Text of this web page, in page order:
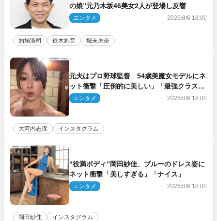
の娘”元乃木坂46美女2人が登場し反響
エンタメ 2026/8/6 18:00
的場浩司 鈴木絢音 堀未央奈
元夫はプロ野球監督 54歳美魔女モデルにネ
ット衝撃「圧倒的に美しい」「最強クラス」
「うっとり」
エンタメ 2026/8/6 18:00
大河内志保 インスタグラム
“役満ボディ”岡田紗佳、ブルーのドレス姿に
ネット衝撃「美しすぎる」「ナイス」
エンタメ 2026/8/6 18:00
岡田紗佳 インスタグラム